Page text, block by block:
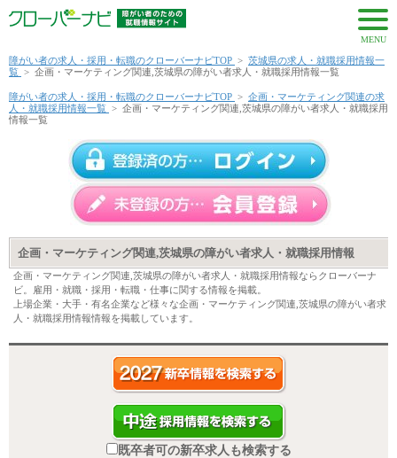
MENU
障がい者の求人・採用・転職のクローバーナビTOP > 茨城県の求人・就職採用情報一
覧 > 企画・マーケティング関連,茨城県の障がい者求人・就職採用情報一覧
障がい者の求人・採用・転職のクローバーナビTOP > 企画・マーケティング関連の求
人・就職採用情報一覧 > 企画・マーケティング関連,茨城県の障がい者求人・就職採用
情報一覧
企画・マーケティング関連,茨城県の障がい者求人・就職採用情報
企画・マーケティング関連,茨城県の障がい者求人・就職採用情報ならクローバーナ
ビ。雇用・就職・採用・転職・仕事に関する情報を掲載。
上場企業・大手・有名企業など様々な企画・マーケティング関連,茨城県の障がい者求
人・就職採用情報情報を掲載しています。
既卒者可の新卒求人も検索する